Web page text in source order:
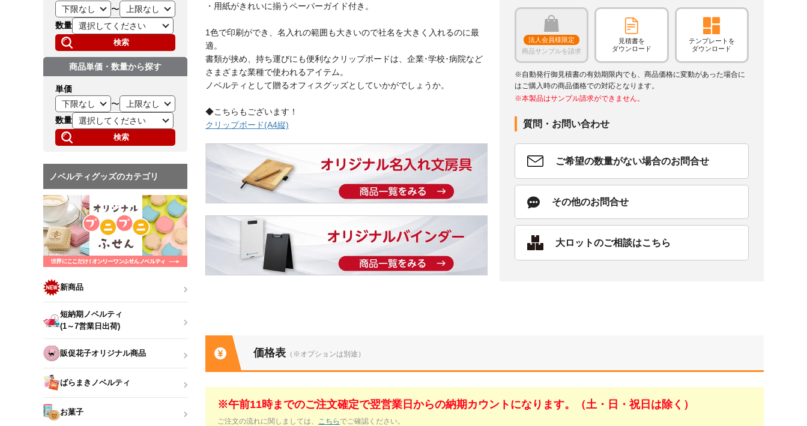
・用紙がきれいに揃うペーパーガイド付き。
1色で印刷ができ、名入れの範囲も大きいので社名を大きく入れるのに最
適。
書類が挟め、持ち運びにも便利なクリップボードは、企業･学校･病院など
さまざまな業種で使われるアイテム。
ノベルティとして贈るオフィスグッズとしていかがでしょうか。
◆こちらもございます！
クリップボード(A4縦)
法人会員様限定
商品サンプルを請求
見積書を
ダウンロード
テンプレートを
ダウンロード
※自動発行御見積書の有効期限内でも、商品価格に変動があった場合に
はご購入時の商品価格での対応となります。
※本製品はサンプル請求ができません。
質問・お問い合わせ
ご希望の数量がない場合のお問合せ
その他のお問合せ
大ロットのご相談はこちら
価格表 （※オプションは別途）
※午前11時までのご注文確定で翌営業日からの納期カウントになります。（土・日・祝日は除く）
ご注文の流れに関しましては、 こちら でご確認ください。
〜
数量
検索
商品単価・数量から探す
単価
〜
数量
検索
ノベルティグッズのカテゴリ
新商品
短納期ノベルティ
(1～7営業日出荷)
販促花子オリジナル商品
ばらまきノベルティ
お菓子